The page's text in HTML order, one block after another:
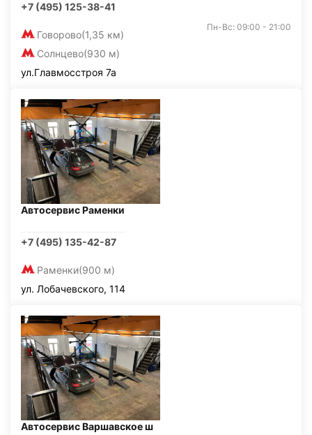
+7 (495) 125-38-41
Говорово(1,35 км)
Солнцево(930 м)
Пн-Вс: 09:00 - 21:00
ул.Главмосстроя 7а
Автосервис Раменки
+7 (495) 135-42-87
Раменки(900 м)
ул. Лобачевского, 114
Автосервис Варшавское ш